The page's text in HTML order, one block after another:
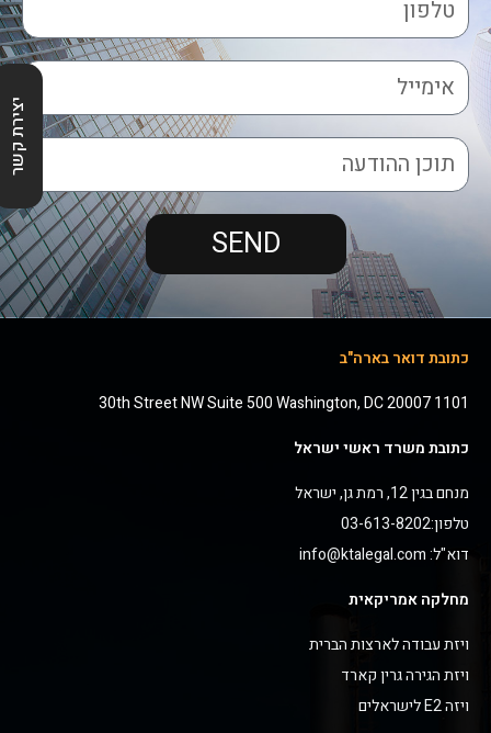
יצירת קשר
SEND
מחלקה אמריקאית
ויזת עבודה לארצות הברית
ויזת הגירה גרין קארד
ויזה E2 לישראלים
כתובת משרד ראשי ישראל
מנחם בגין 12, רמת גן, ישראל
טלפון:03-613-8202
דוא"ל: info@ktalegal.com
כתובת דואר בארה"ב
1101 30th Street NW Suite 500 Washington, DC 20007